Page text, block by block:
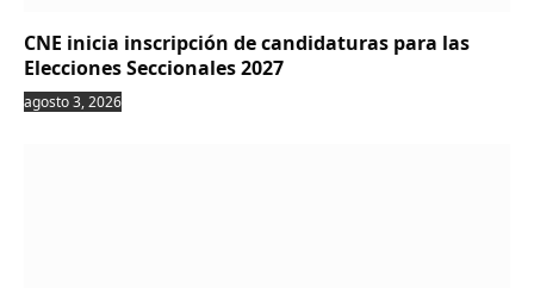
CNE inicia inscripción de candidaturas para las
Elecciones Seccionales 2027
agosto 3, 2026